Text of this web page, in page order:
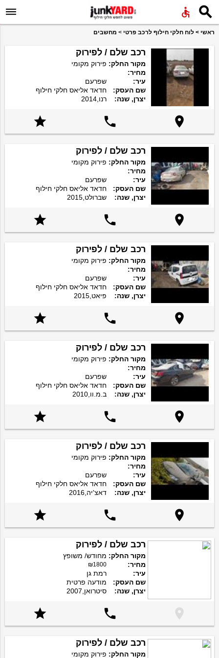
 
ראשי > לוח חלקי חילוף לרכב פרטי > מחשבים
רכב שלם / לפירוק
מקור החלק: פירוק מקומי
מחיר:
עיר:
שפרעם
שם העסק:
חדאד אליאס חלקי חילוף
יצרן, שנה:
רנו,2014



רכב שלם / לפירוק
מקור החלק: פירוק מקומי
מחיר:
עיר:
שפרעם
שם העסק:
חדאד אליאס חלקי חילוף
יצרן, שנה:
שברולט,2015



רכב שלם / לפירוק
מקור החלק: פירוק מקומי
מחיר:
עיר:
שפרעם
שם העסק:
חדאד אליאס חלקי חילוף
יצרן, שנה:
פיאט,2015



רכב שלם / לפירוק
מקור החלק: פירוק מקומי
מחיר:
עיר:
שפרעם
שם העסק:
חדאד אליאס חלקי חילוף
יצרן, שנה:
ב.מ.וו,2010



רכב שלם / לפירוק
מקור החלק: פירוק מקומי
מחיר:
עיר:
שפרעם
שם העסק:
חדאד אליאס חלקי חילוף
יצרן, שנה:
דאצ'יה,2016



רכב שלם / לפירוק
מקור החלק: מחודש/ משופץ
מחיר:
₪1800
עיר:
רמת גן
שם העסק:
מודעה פרטית
יצרן, שנה:
סיטרואן,2007



רכב שלם / לפירוק
מקור החלק: פירוק מקומי